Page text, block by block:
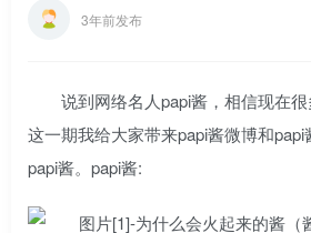
3年前发布
说到网络名人papi酱，相信现在很
这一期我给大家带来papi酱微博和
papi酱。papi酱: